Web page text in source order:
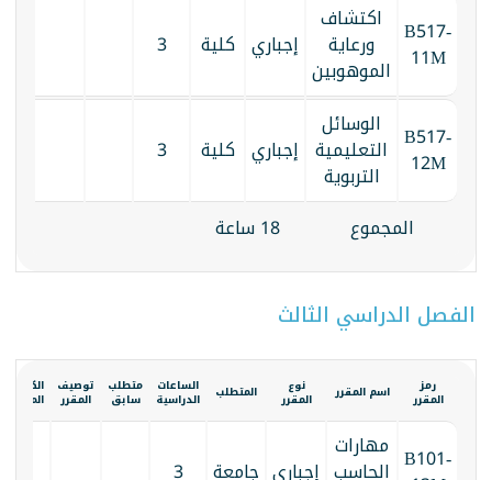
B517-
11M
اكتشاف
ورعاية
الموهوبين
إجباري كلية 3
B517-
12M
الوسائل
التعليمية
التربوية
إجباري كلية 3
المجموع 18 ساعة
الفصل الدراسي الثالث
رمز
المقرر اسم المقرر نوع
المقرر المتطلب الساعات
الدراسية
متطلب
سابق
توصيف
المقرر
الكتاب
المقرر
B101- مهارات
الحاسب إجباري جامعة 3